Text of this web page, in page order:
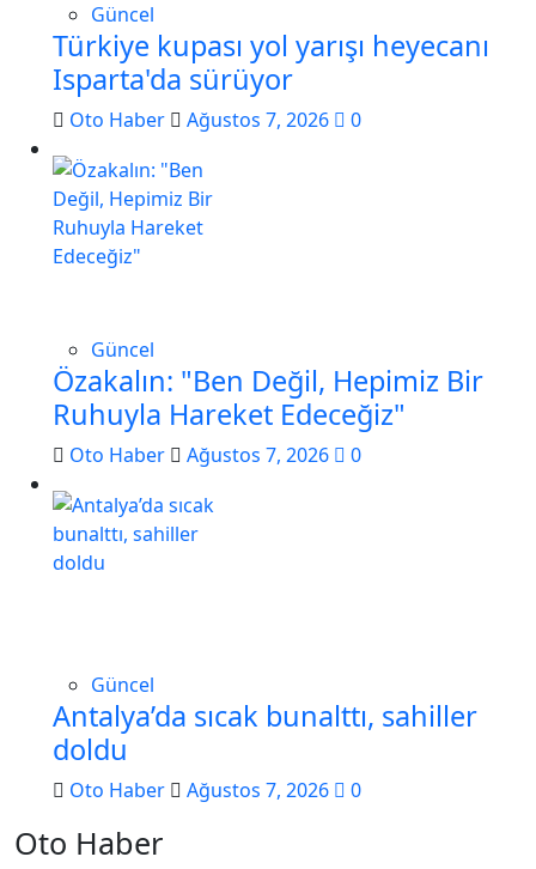
Güncel
Türkiye kupası yol yarışı heyecanı
Isparta'da sürüyor
Oto Haber Ağustos 7, 2026 0
Güncel
Özakalın: "Ben Değil, Hepimiz Bir
Ruhuyla Hareket Edeceğiz"
Oto Haber Ağustos 7, 2026 0
Güncel
Antalya’da sıcak bunalttı, sahiller
doldu
Oto Haber Ağustos 7, 2026 0
Oto Haber